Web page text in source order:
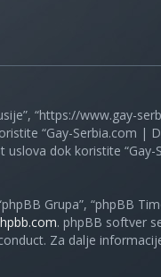
“https://www.gay-
“Gay-Serbia.com |
dok koristite “Gay-
Grupa”, “phpBB
. phpBB softver
Za dalje